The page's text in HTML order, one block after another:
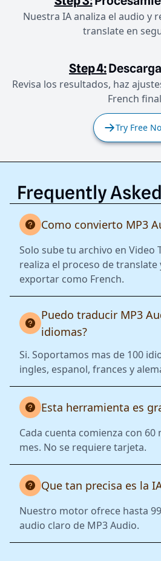
Nuestra IA analiza el audio y
translate en
Step 4:
Revisa los resultados, haz
French
Try Free
Frequently Asked
Como convierto MP3
Solo sube tu archivo en Video
realiza el proceso de
exportar como French.
Puedo traducir MP3
idiomas?
Si. Soportamos mas de 100
ingles, espanol, frances y
Esta herramienta es
Cada cuenta comienza con
mes. No se requiere tarjeta.
Que tan precisa es la
Nuestro motor ofrece hasta
audio claro de MP3 Audio.